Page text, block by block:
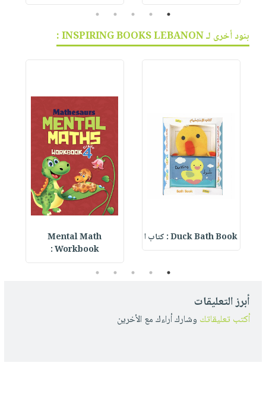
1
2
3
4
5
بنود أخرى لـ INSPIRING BOOKS LEBANON :
Duck Bath Book : كتاب ا
Mental Math
Workbook :
1
2
3
4
5
أبرز التعليقات
أكتب تعليقاتك وشارك أراءك مع الأخرين